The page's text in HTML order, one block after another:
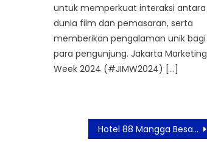
untuk memperkuat interaksi antara
dunia film dan pemasaran, serta
memberikan pengalaman unik bagi
para pengunjung. Jakarta Marketing
Week 2024 (#JIMW2024) […]
Hotel 88 Mangga Besar 62 Perkenalkan Program Iftar Ramadan 2026 “The Oasis Experience”